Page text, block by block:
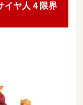
イヤ人４限界